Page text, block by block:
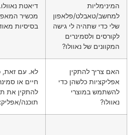
המינימליות
למחשב/טאבלט/פלאפון
שלי כדי שתהיה לי גישה
לקורסים ולסמינרים
המקוונים של נאוולו?
דיאטת
מכשיר
בסיסיות
האם צריך להתקין
אפליקציות כלשהן כדי
להשתמש במוצרי
נאוולו?
לא. עם זאת,
חיים או
להתקין את
תוכנה/